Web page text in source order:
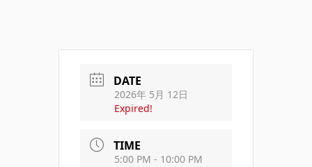
DATE
2026年 5月 12日
Expired!
TIME
5:00 PM - 10:00 PM